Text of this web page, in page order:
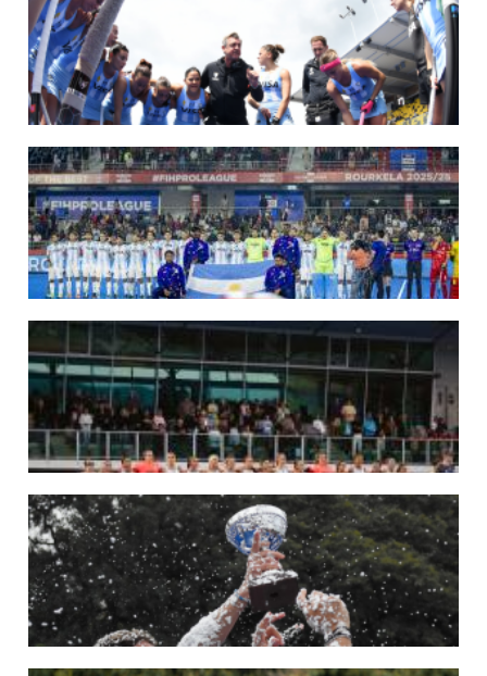
Del 15 al 30 de agosto disputarán el Mundial en Países Bajos y Bélgica.
LEER MÁS
09/07/2026
MUNDIAL 2026: LAS LEONAS CONVOCADAS POR FERNANDO F...
Del 15 al 30 de agosto disputarán el Mundial 2026 en Países Bajos y Bélgica.
LEER MÁS
29/05/2026
LOS LEONES CONVOCADOS PARA LA VENTANA EUROPEA DE P...
En junio, el seleccionado nacional disputará las últimas dos ventanas de Pro
League 2025-26 en Inglaterra y Alemania.
LEER MÁS
22/05/2026
LAS LEONAS CONVOCADAS PARA LA VENTANA EUROPEA DE P...
En junio, el seleccionado nacional disputará las últimas dos ventanas de Pro
League 2025-26 en Bélgica e Inglaterra.
18/05/2026